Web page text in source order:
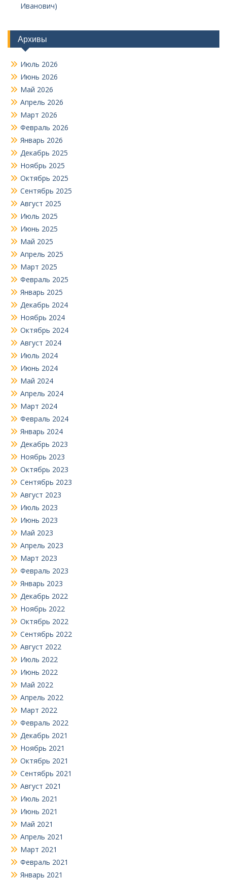
Иванович)
Архивы
Июль 2026
Июнь 2026
Май 2026
Апрель 2026
Март 2026
Февраль 2026
Январь 2026
Декабрь 2025
Ноябрь 2025
Октябрь 2025
Сентябрь 2025
Август 2025
Июль 2025
Июнь 2025
Май 2025
Апрель 2025
Март 2025
Февраль 2025
Январь 2025
Декабрь 2024
Ноябрь 2024
Октябрь 2024
Август 2024
Июль 2024
Июнь 2024
Май 2024
Апрель 2024
Март 2024
Февраль 2024
Январь 2024
Декабрь 2023
Ноябрь 2023
Октябрь 2023
Сентябрь 2023
Август 2023
Июль 2023
Июнь 2023
Май 2023
Апрель 2023
Март 2023
Февраль 2023
Январь 2023
Декабрь 2022
Ноябрь 2022
Октябрь 2022
Сентябрь 2022
Август 2022
Июль 2022
Июнь 2022
Май 2022
Апрель 2022
Март 2022
Февраль 2022
Декабрь 2021
Ноябрь 2021
Октябрь 2021
Сентябрь 2021
Август 2021
Июль 2021
Июнь 2021
Май 2021
Апрель 2021
Март 2021
Февраль 2021
Январь 2021